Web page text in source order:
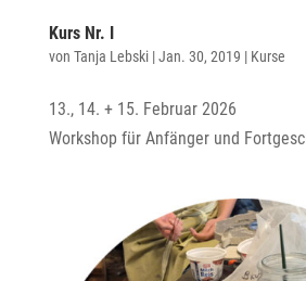
Kurs Nr. I
von Tanja Lebski|Jan. 30, 2019 | Kurse
13., 14. + 15. Februar 2026
Workshop für Anfänger und